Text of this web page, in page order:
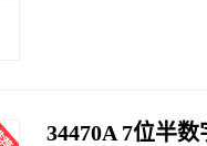
34470A 7位半